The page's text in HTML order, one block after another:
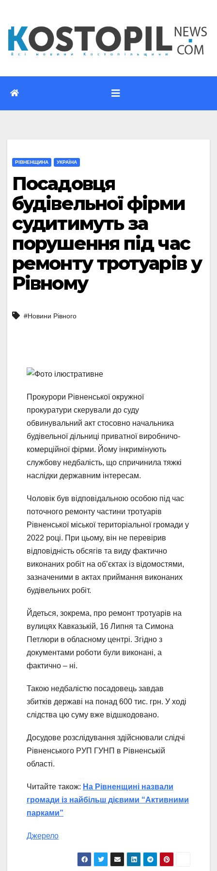
вмісту
РІВНЕНЩИНА УКРАЇНА
Посадовця
будівельної фірми
судитимуть за
порушення під час
ремонту тротуарів у
Рівному
#Новини Рівного
Прокурори Рівненської окружної
прокуратури скерували до суду
обвинувальний акт стосовно начальника
будівельної дільниці приватної виробничо-
комерційної фірми. Йому інкримінують
службову недбалість, що спричинила тяжкі
наслідки державним інтересам.
Чоловік був відповідальною особою під час
поточного ремонту частини тротуарів
Рівненської міської територіальної громади у
2022 році. При цьому, він не перевірив
відповідність обсягів та виду фактично
виконаних робіт на об’єктах із відомостями,
зазначеними в актах приймання виконаних
будівельних робіт.
Йдеться, зокрема, про ремонт тротуарів на
вулицях Кавказькій, 16 Липня та Симона
Петлюри в обласному центрі. Згідно з
документами роботи були виконані, а
фактично – ні.
Такою недбалістю посадовець завдав
збитків державі на понад 600 тис. грн. У ході
слідства цю суму вже відшкодовано.
Досудове розслідування здійснювали слідчі
Рівненського РУП ГУНП в Рівненській
області.
Читайте також: На Рівненщині назвали
громади із найбільш дієвими “Активними
парками”
Джерело